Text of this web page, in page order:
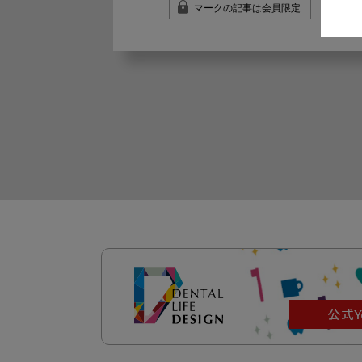
マークの記事は会員限定